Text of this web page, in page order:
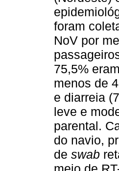
foram
NoV por
75,5%
menos de
e diarreia
leve e
parental.
do navio,
de swab